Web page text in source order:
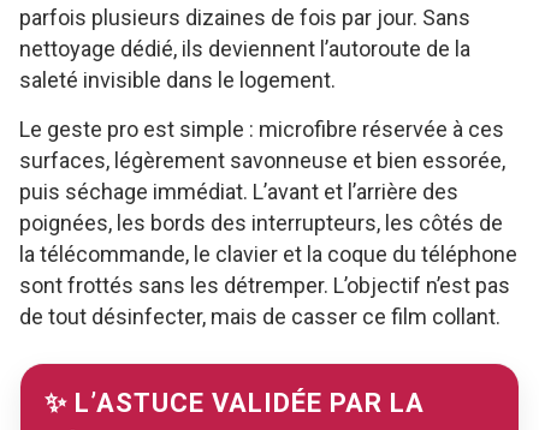
parfois plusieurs dizaines de fois par jour. Sans
nettoyage dédié, ils deviennent l’autoroute de la
saleté invisible dans le logement.
Le geste pro est simple : microfibre réservée à ces
surfaces, légèrement savonneuse et bien essorée,
puis séchage immédiat. L’avant et l’arrière des
poignées, les bords des interrupteurs, les côtés de
la télécommande, le clavier et la coque du téléphone
sont frottés sans les détremper. L’objectif n’est pas
de tout désinfecter, mais de casser ce film collant.
✨ L’ASTUCE VALIDÉE PAR LA